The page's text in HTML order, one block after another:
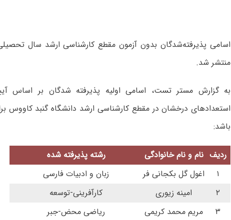
منتشر شد.
به گزارش مستر تست، اسامی اولیه پذیرفته شدگان بر اساس
باشد:
ردیف نام و نام خانوادگی
رشته پذیرفته شده
۱
اغول گل بکجانی فر
زبان و ادبیات فارسی
۲
امینه زیوری
کارآفرینی-توسعه
۳
مریم محمد کریمی
ریاضی محض-جبر